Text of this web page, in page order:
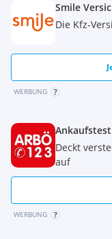
Smile
Die Kfz-
WERBUNG
Ankaufstest
Deckt
auf
WERBUNG